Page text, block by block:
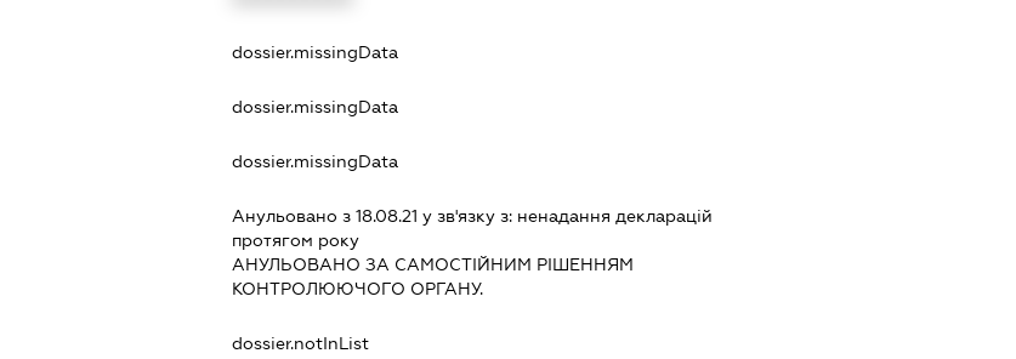
dossier.missingData
dossier.missingData
dossier.missingData
Анульовано з 18.08.21 у зв'язку з: ненадання декларацiй
протягом року
АНУЛЬОВАНО ЗА САМОСТIЙНИМ РIШЕННЯМ
КОНТРОЛЮЮЧОГО ОРГАНУ.
dossier.notInList